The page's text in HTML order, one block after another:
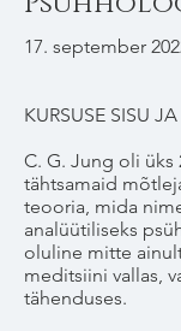
17. september
KURSUSE SISU
C. G. Jung oli üks
tähtsamaid
teooria, mida
analüütiliseks
oluline mitte
meditsiini vallas,
tähenduses.